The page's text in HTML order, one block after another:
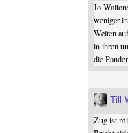
Jo
weniger
Welten
in ihren
die
Till
Zug ist